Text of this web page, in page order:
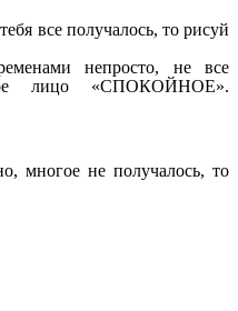
все получалось, то рисуй
непросто, не все
лицо «СПОКОЙНОЕ».
многое не получалось, то